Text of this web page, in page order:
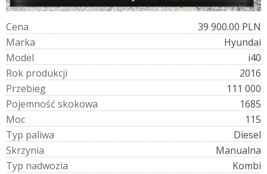
Cena
39 900.00 PLN
Marka
Hyundai
Model
i40
Rok produkcji
2016
Przebieg
111 000
Pojemność skokowa
1685
Moc
115
Typ paliwa
Diesel
Skrzynia
Manualna
Typ nadwozia
Kombi